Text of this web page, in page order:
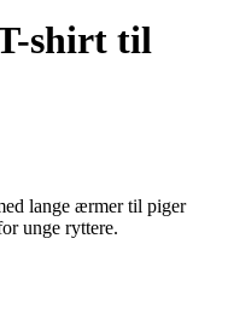
shirt til
lange ærmer til piger
unge ryttere.